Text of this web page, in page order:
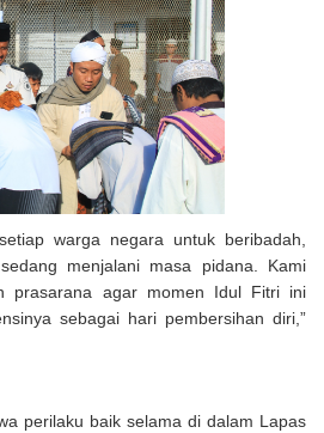
warga negara untuk beribadah,
menjalani masa pidana. Kami
prasarana agar momen Idul Fitri ini
sebagai hari pembersihan diri,”
perilaku baik selama di dalam Lapas